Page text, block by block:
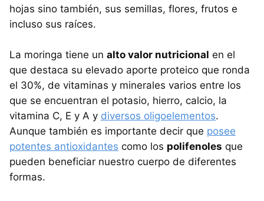
hojas sino también, sus semillas, flores, frutos e
incluso sus raíces.
La moringa tiene un alto valor nutricional en el
que destaca su elevado aporte proteico que ronda
el 30%, de vitaminas y minerales varios entre los
que se encuentran el potasio, hierro, calcio, la
vitamina C, E y A y diversos oligoelementos.
Aunque también es importante decir que posee
potentes antioxidantes como los polifenoles que
pueden beneficiar nuestro cuerpo de diferentes
formas.